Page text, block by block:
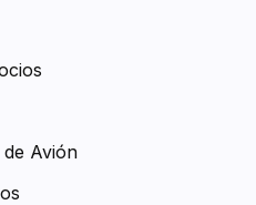
Avión